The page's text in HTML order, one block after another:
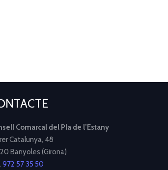
Comarcal del Pla de l’Estany
Catalunya, 48
Banyoles (Girona)
972 57 35 50